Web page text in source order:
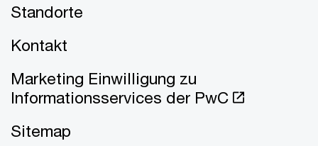
Standorte
Kontakt
Marketing Einwilligung zu
Informationsservices der PwC
Sitemap